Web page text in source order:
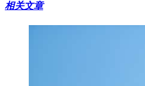
相关文章